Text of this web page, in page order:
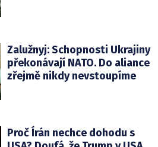
Zalužnyj: Schopnosti Ukrajiny
překonávají NATO. Do aliance
zřejmě nikdy nevstoupíme
Proč Írán nechce dohodu s